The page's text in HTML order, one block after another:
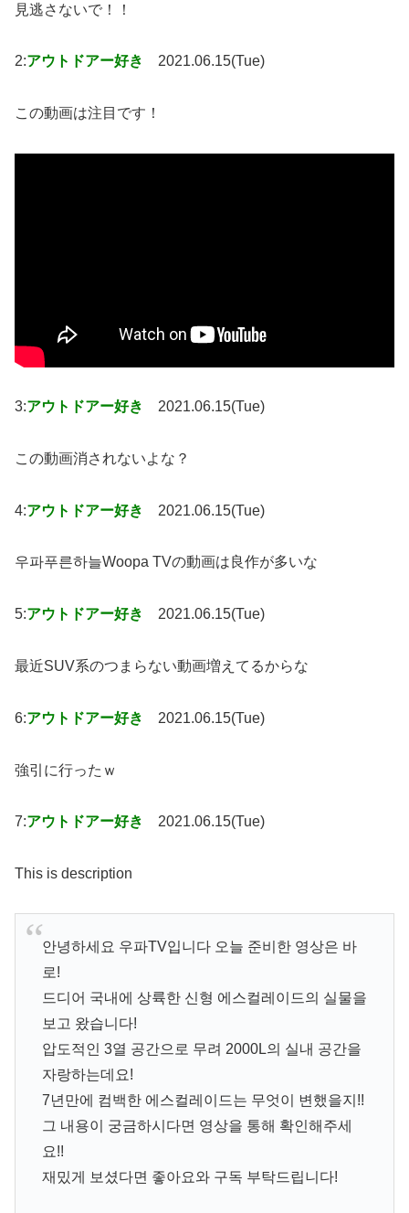
見逃さないで！！
2:アウトドアー好き 2021.06.15(Tue)
この動画は注目です！
3:アウトドアー好き 2021.06.15(Tue)
この動画消されないよな？
4:アウトドアー好き 2021.06.15(Tue)
우파푸른하늘Woopa TVの動画は良作が多いな
5:アウトドアー好き 2021.06.15(Tue)
最近SUV系のつまらない動画増えてるからな
6:アウトドアー好き 2021.06.15(Tue)
強引に行ったｗ
7:アウトドアー好き 2021.06.15(Tue)
This is description
안녕하세요 우파TV입니다 오늘 준비한 영상은 바
로!
드디어 국내에 상륙한 신형 에스컬레이드의 실물을
보고 왔습니다!
압도적인 3열 공간으로 무려 2000L의 실내 공간을
자랑하는데요!
7년만에 컴백한 에스컬레이드는 무엇이 변했을지!!
그 내용이 궁금하시다면 영상을 통해 확인해주세
요!!
재밌게 보셨다면 좋아요와 구독 부탁드립니다!